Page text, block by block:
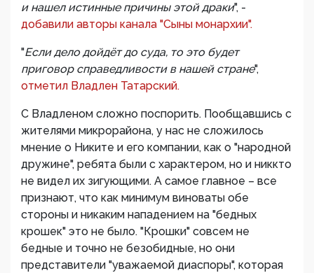
и нашел истинные причины этой драки", -
добавили авторы канала "Сыны монархии".
"Если дело дойдёт до суда, то это будет
приговор справедливости в нашей стране",
отметил Владлен Татарский.
С Владленом сложно поспорить. Пообщавшись с
жителями микрорайона, у нас не сложилось
мнение о Никите и его компании, как о "народной
дружине", ребята были с характером, но и никкто
не видел их зигующими. А самое главное – все
признают, что как минимум виноваты обе
стороны и никаким нападением на "бедных
крошек" это не было. "Крошки" совсем не
бедные и точно не безобидные, но они
представители "уважаемой диаспоры", которая